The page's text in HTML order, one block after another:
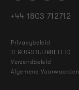
+44 1803 712712
Privacybeleid
TERUGSTUURBELEID
Verzendbeleid
Algemene Voorwaarden